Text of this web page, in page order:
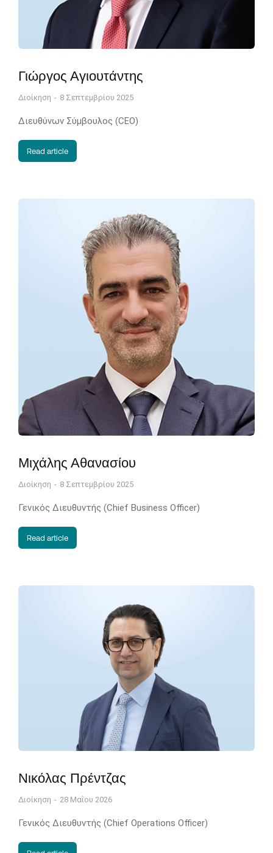
Γιώργος Αγιουτάντης
Διοίκηση 8 Σεπτεμβρίου 2025
Διευθύνων Σύμβουλος (CEO)
Read article
Μιχάλης Αθανασίου
Διοίκηση 8 Σεπτεμβρίου 2025
Γενικός Διευθυντής (Chief Business Officer)
Read article
Νικόλας Πρέντζας
Διοίκηση 28 Μαΐου 2026
Γενικός Διευθυντής (Chief Operations Officer)